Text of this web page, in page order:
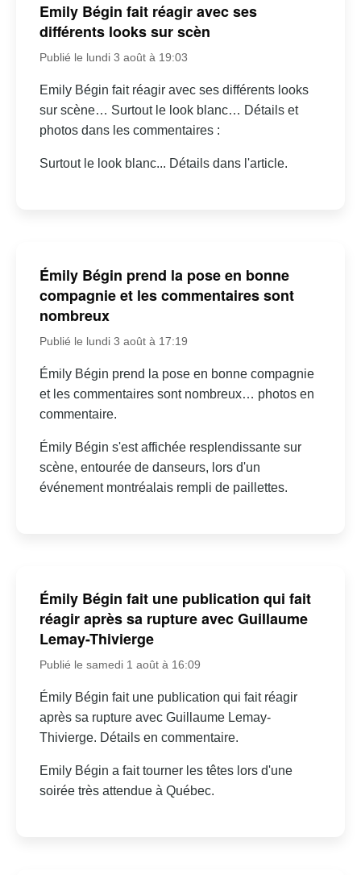
Emily Bégin fait réagir avec ses
différents looks sur scèn
Publié le lundi 3 août à 19:03
Emily Bégin fait réagir avec ses différents looks
sur scène… Surtout le look blanc… Détails et
photos dans les commentaires :
Surtout le look blanc... Détails dans l'article.
Émily Bégin prend la pose en bonne
compagnie et les commentaires sont
nombreux
Publié le lundi 3 août à 17:19
Émily Bégin prend la pose en bonne compagnie
et les commentaires sont nombreux… photos en
commentaire.
Émily Bégin s'est affichée resplendissante sur
scène, entourée de danseurs, lors d'un
événement montréalais rempli de paillettes.
Émily Bégin fait une publication qui fait
réagir après sa rupture avec Guillaume
Lemay-Thivierge
Publié le samedi 1 août à 16:09
Émily Bégin fait une publication qui fait réagir
après sa rupture avec Guillaume Lemay-
Thivierge. Détails en commentaire.
Emily Bégin a fait tourner les têtes lors d'une
soirée très attendue à Québec.